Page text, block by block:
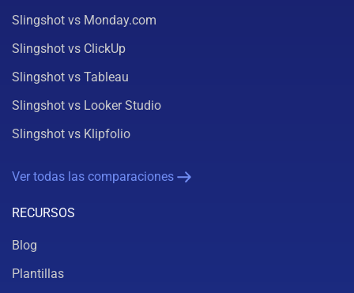
Slingshot vs Monday.com
Slingshot vs ClickUp
Slingshot vs Tableau
Slingshot vs Looker Studio
Slingshot vs Klipfolio
Ver todas las comparaciones
RECURSOS
Blog
Plantillas